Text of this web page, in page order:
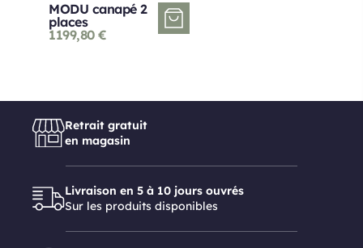
MODU canapé 2
places
1199,80 €
Retrait gratuit
en magasin
Livraison en 5 à 10 jours ouvrés
Sur les produits disponibles